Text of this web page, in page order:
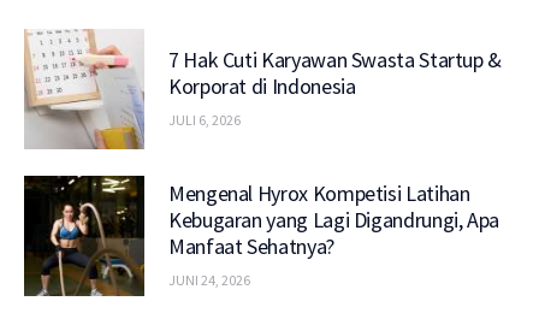
7 Hak Cuti Karyawan Swasta Startup &
Korporat di Indonesia
JULI 6, 2026
Mengenal Hyrox Kompetisi Latihan
Kebugaran yang Lagi Digandrungi, Apa
Manfaat Sehatnya?
JUNI 24, 2026